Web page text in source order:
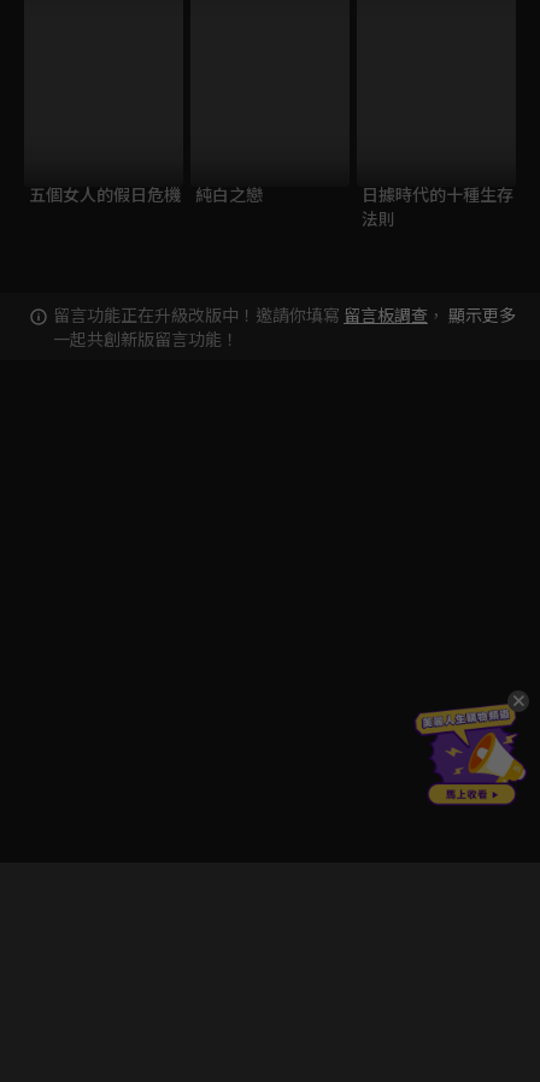
五個女人的假日危機 純白之戀
日據時代的十種生存
法則
留言功能正在升級改版中！邀請你填寫 留言板調查 ，
一起共創新版留言功能！
顯示更多